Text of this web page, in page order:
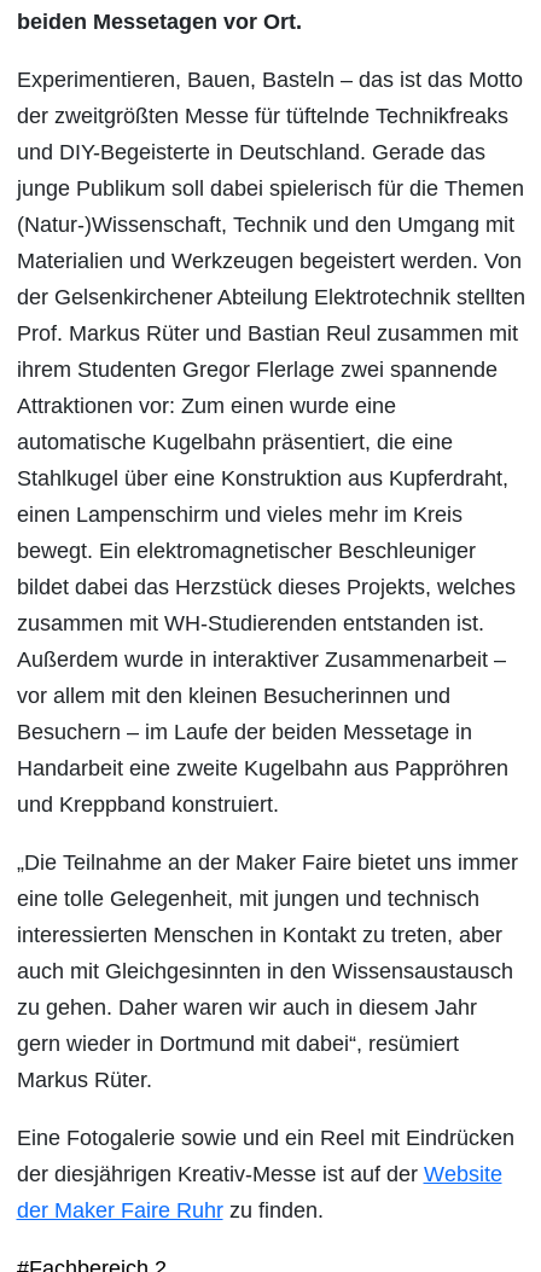
beiden Messetagen vor Ort.
Experimentieren, Bauen, Basteln – das ist das Motto
der zweitgrößten Messe für tüftelnde Technikfreaks
und DIY-Begeisterte in Deutschland. Gerade das
junge Publikum soll dabei spielerisch für die Themen
(Natur-)Wissenschaft, Technik und den Umgang mit
Materialien und Werkzeugen begeistert werden. Von
der Gelsenkirchener Abteilung Elektrotechnik stellten
Prof. Markus Rüter und Bastian Reul zusammen mit
ihrem Studenten Gregor Flerlage zwei spannende
Attraktionen vor: Zum einen wurde eine
automatische Kugelbahn präsentiert, die eine
Stahlkugel über eine Konstruktion aus Kupferdraht,
einen Lampenschirm und vieles mehr im Kreis
bewegt. Ein elektromagnetischer Beschleuniger
bildet dabei das Herzstück dieses Projekts, welches
zusammen mit WH-Studierenden entstanden ist.
Außerdem wurde in interaktiver Zusammenarbeit –
vor allem mit den kleinen Besucherinnen und
Besuchern – im Laufe der beiden Messetage in
Handarbeit eine zweite Kugelbahn aus Pappröhren
und Kreppband konstruiert.
„Die Teilnahme an der Maker Faire bietet uns immer
eine tolle Gelegenheit, mit jungen und technisch
interessierten Menschen in Kontakt zu treten, aber
auch mit Gleichgesinnten in den Wissensaustausch
zu gehen. Daher waren wir auch in diesem Jahr
gern wieder in Dortmund mit dabei“, resümiert
Markus Rüter.
Eine Fotogalerie sowie und ein Reel mit Eindrücken
der diesjährigen Kreativ-Messe ist auf der Website
der Maker Faire Ruhrzu finden.